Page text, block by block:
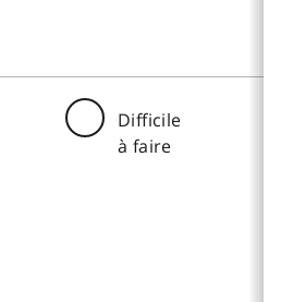
Difficile
à faire